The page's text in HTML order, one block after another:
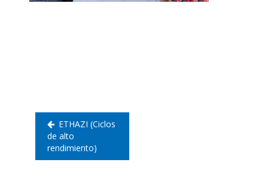
ETHAZI (Ciclos
de alto
rendimiento)